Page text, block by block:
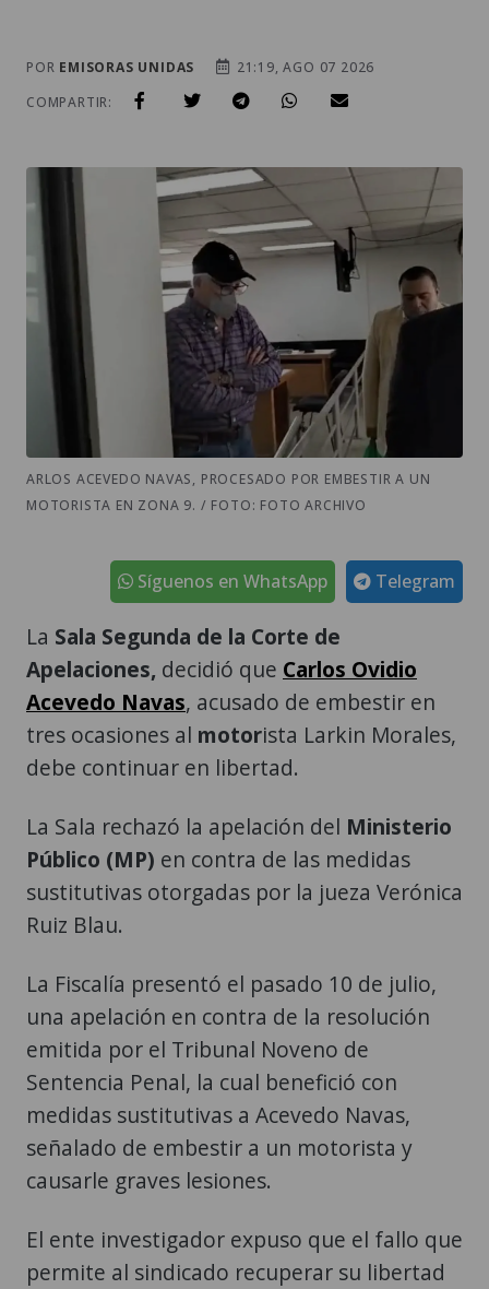
POR EMISORAS UNIDAS
21:19, AGO 07 2026
COMPARTIR:
ARLOS ACEVEDO NAVAS, PROCESADO POR EMBESTIR A UN
MOTORISTA EN ZONA 9. / FOTO: FOTO ARCHIVO
Telegram
Síguenos en WhatsApp
La Sala Segunda de la Corte de
Apelaciones, decidió que Carlos Ovidio
Acevedo Navas, acusado de embestir en
tres ocasiones al motorista Larkin Morales,
debe continuar en libertad.
La Sala rechazó la apelación del Ministerio
Público (MP) en contra de las medidas
sustitutivas otorgadas por la jueza Verónica
Ruiz Blau.
La Fiscalía presentó el pasado 10 de julio,
una apelación en contra de la resolución
emitida por el Tribunal Noveno de
Sentencia Penal, la cual benefició con
medidas sustitutivas a Acevedo Navas,
señalado de embestir a un motorista y
causarle graves lesiones.
El ente investigador expuso que el fallo que
permite al sindicado recuperar su libertad